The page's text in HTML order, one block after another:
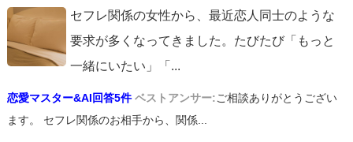
セフレ関係の女性から、最近恋人同士のような
要求が多くなってきました。たびたび「もっと
一緒にいたい」「 ...
恋愛マスター&AI回答5件 ベストアンサー:ご相談ありがとうござい
ます。 セフレ関係のお相手から、関係...